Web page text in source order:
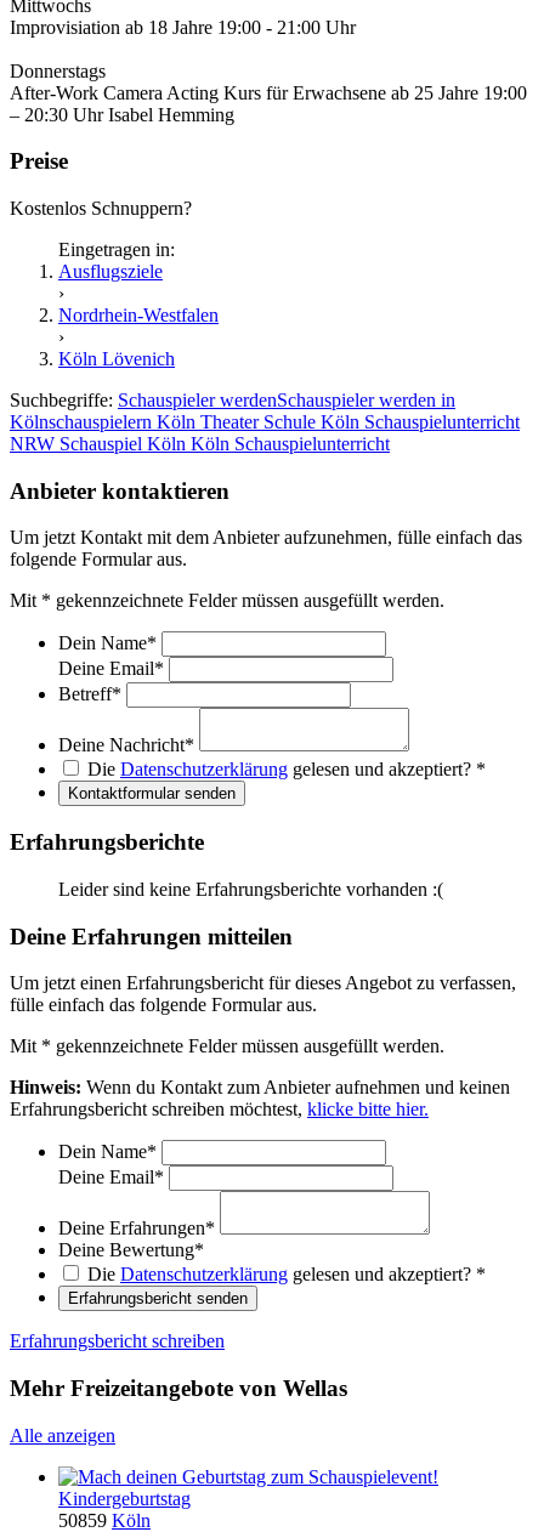
Mittwochs
Improvisiation ab 18 Jahre 19:00 - 21:00 Uhr
Donnerstags
After-Work Camera Acting Kurs für Erwachsene ab 25 Jahre 19:00
– 20:30 Uhr Isabel Hemming
Preise
Kostenlos Schnuppern?
Eingetragen in:
Ausflugsziele
›
Nordrhein-Westfalen
›
Köln Lövenich
Suchbegriffe: Schauspieler werdenSchauspieler werden in
Kölnschauspielern Köln Theater Schule Köln Schauspielunterricht
NRW Schauspiel Köln Köln Schauspielunterricht
Anbieter kontaktieren
Um jetzt Kontakt mit dem Anbieter aufzunehmen, fülle einfach das
folgende Formular aus.
Mit * gekennzeichnete Felder müssen ausgefüllt werden.
Dein Name*
Deine Email*
Betreff*
Deine Nachricht*
Die Datenschutzerklärung gelesen und akzeptiert? *
Kontaktformular senden
Erfahrungsberichte
Leider sind keine Erfahrungsberichte vorhanden :(
Deine Erfahrungen mitteilen
Um jetzt einen Erfahrungsbericht für dieses Angebot zu verfassen,
fülle einfach das folgende Formular aus.
Mit * gekennzeichnete Felder müssen ausgefüllt werden.
Hinweis: Wenn du Kontakt zum Anbieter aufnehmen und keinen
Erfahrungsbericht schreiben möchtest, klicke bitte hier.
Dein Name*
Deine Email*
Deine Erfahrungen*
Deine Bewertung*
Die Datenschutzerklärung gelesen und akzeptiert? *
Erfahrungsbericht senden
Erfahrungsbericht schreiben
Mehr Freizeitangebote von Wellas
Alle anzeigen
Kindergeburtstag
50859 Köln